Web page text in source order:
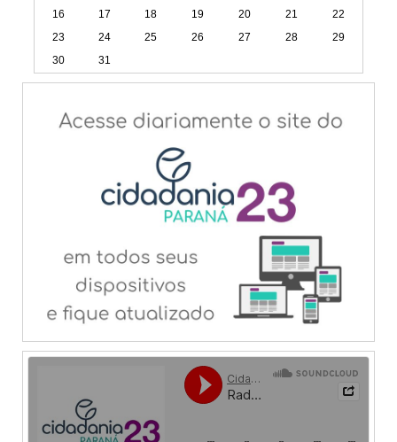
16
17 18 19 20 21
22
23
24 25 26 27 28
29
30
31